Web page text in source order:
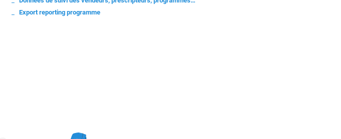
Export reporting programme